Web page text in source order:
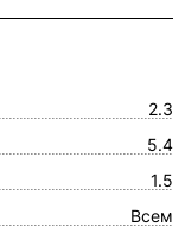
2.3
5.4
1.5
Всем